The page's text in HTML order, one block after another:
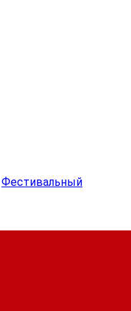
Фестивальный